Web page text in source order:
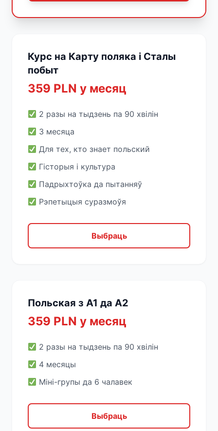
Курс на Карту поляка і Сталы
побыт
359 PLN у месяц
2 разы на тыдзень па 90 хвілін
3 месяца
Для тех, кто знает польский
Гісторыя і культура
Падрыхтоўка да пытанняў
Рэпетыцыя суразмоўя
Выбраць
Польская з A1 да A2
359 PLN у месяц
2 разы на тыдзень па 90 хвілін
4 месяцы
Міні-групы да 6 чалавек
Выбраць